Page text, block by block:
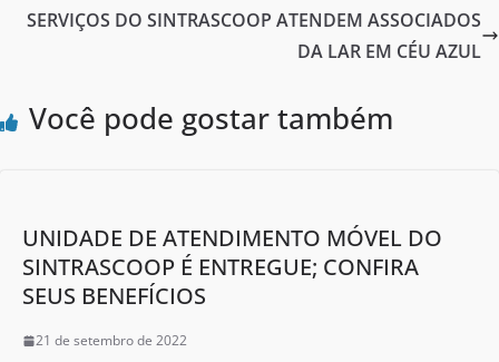
o
SERVIÇOS DO SINTRASCOOP ATENDEM ASSOCIADOS
DA LAR EM CÉU AZUL
Você pode gostar também
UNIDADE DE ATENDIMENTO MÓVEL DO
SINTRASCOOP É ENTREGUE; CONFIRA
SEUS BENEFÍCIOS
21 de setembro de 2022